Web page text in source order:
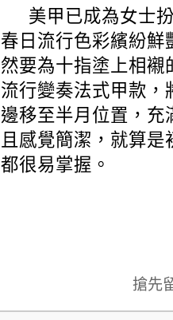
美甲已成為女士
春日流行色彩繽紛鮮
然要為十指塗上相襯
流行變奏法式甲款，
邊移至半月位置，充
且感覺簡潔，就算是
都很易掌握。
搶先